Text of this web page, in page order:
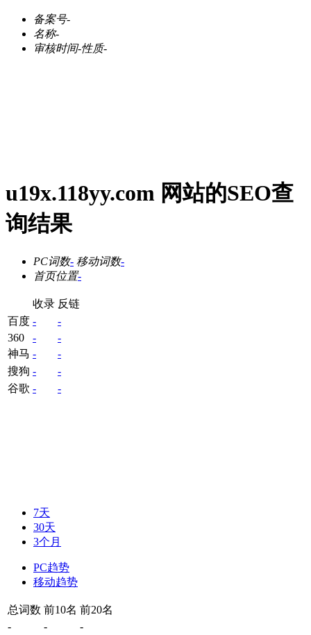
备案号-
名称-
审核时间-性质-
u19x.118yy.com 网站的SEO查
询结果
PC词数- 移动词数-
首页位置-
收录 反链
百度 -
-
360
-
-
神马 -
-
搜狗 -
-
谷歌 - -
7天
30天
3个月
PC趋势
移动趋势
总词数 前10名 前20名
-
- -